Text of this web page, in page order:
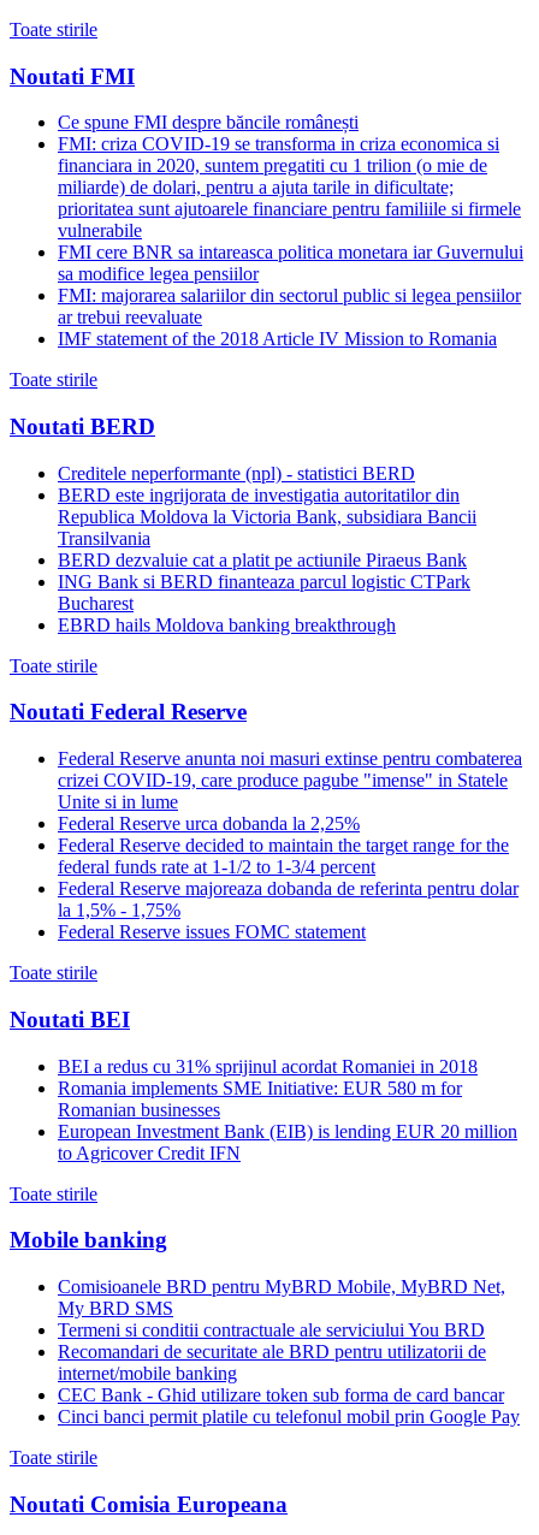
Toate stirile
Noutati FMI
Ce spune FMI despre băncile românești
FMI: criza COVID-19 se transforma in criza economica si
financiara in 2020, suntem pregatiti cu 1 trilion (o mie de
miliarde) de dolari, pentru a ajuta tarile in dificultate;
prioritatea sunt ajutoarele financiare pentru familiile si firmele
vulnerabile
FMI cere BNR sa intareasca politica monetara iar Guvernului
sa modifice legea pensiilor
FMI: majorarea salariilor din sectorul public si legea pensiilor
ar trebui reevaluate
IMF statement of the 2018 Article IV Mission to Romania
Toate stirile
Noutati BERD
Creditele neperformante (npl) - statistici BERD
BERD este ingrijorata de investigatia autoritatilor din
Republica Moldova la Victoria Bank, subsidiara Bancii
Transilvania
BERD dezvaluie cat a platit pe actiunile Piraeus Bank
ING Bank si BERD finanteaza parcul logistic CTPark
Bucharest
EBRD hails Moldova banking breakthrough
Toate stirile
Noutati Federal Reserve
Federal Reserve anunta noi masuri extinse pentru combaterea
crizei COVID-19, care produce pagube "imense" in Statele
Unite si in lume
Federal Reserve urca dobanda la 2,25%
Federal Reserve decided to maintain the target range for the
federal funds rate at 1-1/2 to 1-3/4 percent
Federal Reserve majoreaza dobanda de referinta pentru dolar
la 1,5% - 1,75%
Federal Reserve issues FOMC statement
Toate stirile
Noutati BEI
BEI a redus cu 31% sprijinul acordat Romaniei in 2018
Romania implements SME Initiative: EUR 580 m for
Romanian businesses
European Investment Bank (EIB) is lending EUR 20 million
to Agricover Credit IFN
Toate stirile
Mobile banking
Comisioanele BRD pentru MyBRD Mobile, MyBRD Net,
My BRD SMS
Termeni si conditii contractuale ale serviciului You BRD
Recomandari de securitate ale BRD pentru utilizatorii de
internet/mobile banking
CEC Bank - Ghid utilizare token sub forma de card bancar
Cinci banci permit platile cu telefonul mobil prin Google Pay
Toate stirile
Noutati Comisia Europeana